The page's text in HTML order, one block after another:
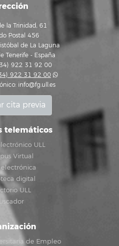
la Trinidad, 61
Postal 456
de La Laguna
Tenerife - España
922 31 92 00
922 31 92 00
info@fg.ull.es
cita previa
telemáticos
ULL
Virtual
digital
ULL
de Empleo